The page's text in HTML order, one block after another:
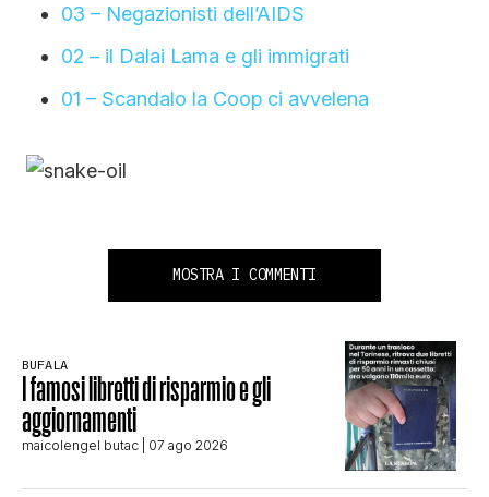
03 – Negazionisti dell’AIDS
02 – il Dalai Lama e gli immigrati
01 – Scandalo la Coop ci avvelena
MOSTRA I COMMENTI
BUFALA
I famosi libretti di risparmio e gli
aggiornamenti
maicolengel butac | 07 ago 2026